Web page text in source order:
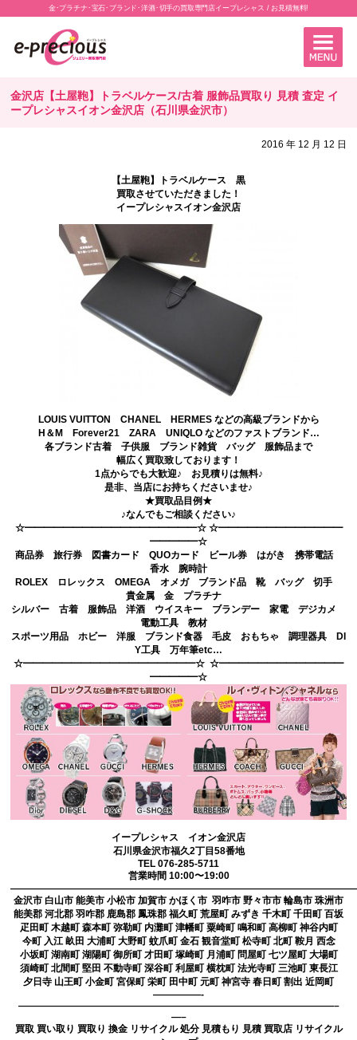
金･プラチナ･宝石･ブランド･洋酒･切手の買取専門店イープレシャス / お見積無料!
金沢店【土屋鞄】トラベルケース/古着 服飾品買取り 見積 査定 イ
ープレシャスイオン金沢店（石川県金沢市）
2016 年 12 月 12 日
【土屋鞄】トラベルケース 黒
買取させていただきました！
イープレシャスイオン金沢店
LOUIS VUITTON CHANEL HERMES などの高級ブランドから
H＆M Forever21 ZARA UNIQLO などのファストブランド…
各ブランド古着 子供服 ブランド雑貨 バッグ 服飾品まで
幅広く買取致しております！
1点からでも大歓迎♪ お見積りは無料♪
是非、当店にお持ちくださいませ♪
★買取品目例★
♪なんでもご相談ください♪
☆━━━━━━━━━━━━━━━━━━☆ ☆━━━━━━━━━━━━━
━━━━━☆
商品券 旅行券 図書カード QUOカード ビール券 はがき 携帯電話
香水 腕時計
ROLEX ロレックス OMEGA オメガ ブランド品 靴 バッグ 切手
貴金属 金 プラチナ
シルバー 古着 服飾品 洋酒 ウイスキー ブランデー 家電 デジカメ
電動工具 教材
スポーツ用品 ホビー 洋服 ブランド食器 毛皮 おもちゃ 調理器具 DI
Y工具 万年筆etc…
☆━━━━━━━━━━━━━━━━━━☆ ☆━━━━━━━━━━━━━
━━━━━☆
イープレシャス イオン金沢店
石川県金沢市福久2丁目58番地
TEL 076-285-5711
営業時間 10:00〜19:00
金沢市 白山市 能美市 小松市 加賀市 かほく市 羽咋市 野々市市 輪島市 珠洲市
能美郡 河北郡 羽咋郡 鹿島郡 鳳珠郡 福久町 荒屋町 みずき 千木町 千田町 百坂
疋田町 木越町 森本町 弥勒町 内灘町 津幡町 粟崎町 鳴和町 高柳町 神谷内町
今町 入江 畝田 大浦町 大野町 蚊爪町 金石 観音堂町 松寺町 北町 鞍月 西念
小坂町 湖南町 湖陽町 御所町 才田町 塚崎町 月浦町 問屋町 七ツ屋町 大場町
須崎町 北間町 堅田 不動寺町 深谷町 利屋町 横枕町 法光寺町 三池町 東長江
夕日寺 山王町 小金町 宮保町 栄町 田中町 元町 神宮寺 春日町 割出 近岡町
—————-
—————————————————————————————————–
—–
買取 買い取り 買取り 換金 リサイクル 処分 見積もり 見積 買取店 リサイクル